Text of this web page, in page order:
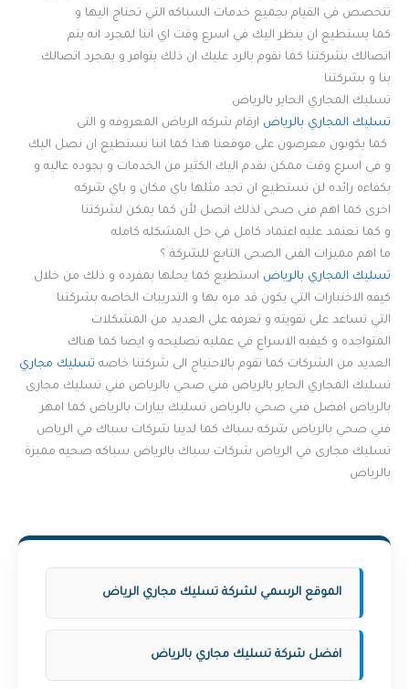
تتخصص في القيام بجميع خدمات السباكه التي تحتاج اليها و
كما يستطيع ان ينظر اليك في اسرع وقت اي اننا لمجرد انه يتم
اتصالك بشركتنا كما نقوم بالرد عليك ان ذلك يتوافر و بمجرد اتصالك
بنا و بشركتنا
تسليك المجاري الحاير بالرياض
تسليك المجاري بالرياض ارقام شركه الرياض المعروفه و التى
كما يكونون معرضون على موقعنا هذا كما اننا نستطيع ان نصل اليك
و في اسرع وقت ممكن نقدم اليك الكثير من الخدمات و بجوده عاليه و
بكفاءه رائده لن تستطيع ان تجد مثلها باي مكان و باي شركه
اخرى كما اهم فنى صحى لذلك اتصل لأن كما يمكن لشركتنا
و كما تعتمد عليه اعتماد كامل في حل المشكله كامله
ما اهم مميزات الفنى الصحى التابع للشركة ؟
تسليك المجاري بالرياض استطيع كما يحلها بمفرده و ذلك من خلال
كيفه الاختبارات التي يكون قد مره بها و التدريبات الخاصه بشركتنا
التي تساعد على تقويته و تعرفه على العديد من المشكلات
المتواجده و كيفيه الاسراع في عمليه تصليحه و ايضا كما هناك
العديد من الشركات كما تقوم بالاحتياج الى شركتنا خاصه تسليك مجاري
تسليك المجاري الحاير بالرياض فني صحي بالرياض فني تسليك مجارى
بالرياض افضل فني صحي بالرياض تسليك بيارات بالرياض كما امهر
فني صحي بالرياض شركه سباك كما لدينا شركات سباك في الرياض
تسليك مجارى في الرياض شركات سباك بالرياض سباكه صحيه مميزة
بالرياض
الموقع الرسمي لشركة تسليك مجاري الرياض
افضل شركة تسليك مجاري بالرياض